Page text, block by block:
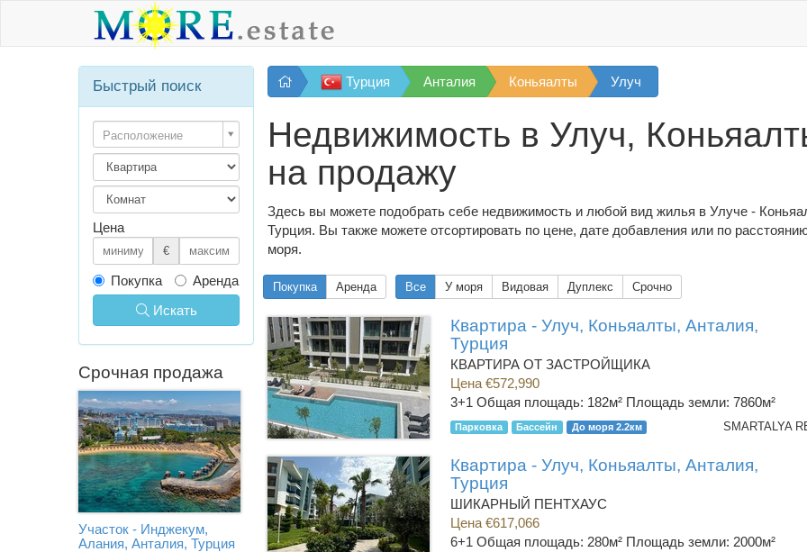
Турция Анталия Коньяалты Улуч
Недвижимость в Улуч,
на продажу
Здесь вы можете подобрать себе недвижимость и любой вид жилья в Улуче -
Турция. Вы также можете отсортировать по цене, дате добавления или по
моря.
Покупка Аренда Все У моря Видовая Дуплекс Срочно
Квартира - Улуч, Коньяалты, Анталия,
Турция
КВАРТИРА ОТ ЗАСТРОЙЩИКА
Цена €572,990
3+1 Общая площадь: 182м² Площадь земли: 7860м²
Парковка Бассейн До моря 2.2км
Квартира - Улуч, Коньяалты, Анталия,
Турция
ШИКАРНЫЙ ПЕНТХАУС
Цена €617,066
6+1 Общая площадь: 280м² Площадь земли: 2000м²
Быстрый поиск
Расположение
Цена
€
Покупка
Аренда
Искать
Срочная продажа
Участок - Инджекум,
Алания, Анталия, Турция